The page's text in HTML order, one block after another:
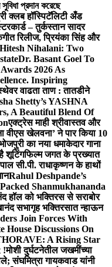
প্রদান করেছে
क्लब हॉस्पिटॅलिटी अँड
– तुर्कस्तान सादर
रिलीज, प्रियंका सिंह और
Nihalani: Two
Dr. Basant Goel To
2026 As
Inspiring
वाढता ताण : तातडीने
Shetty’s YASHNA
A Beautiful Blend Of
एक्ट्रेस माही श्रीवास्तव और
वीएस खेलवना’ ने पार किया 10
का नया धमाकेदार गाना
शूटिंगफिल्म जगत के प्रख्यात
सी.पी. राधाकृष्णन के हाथों
Rahul Deshpande’s
Shanmukhananda
हॉल को भक्तिरस से सराबोर
सभागृह भक्तिरसात न्हाऊन
Join Forces With
Discussions On
A Rising Star
!मोशी दुर्घटनेतील जखमींच्या
संघमित्रा गायकवाड यांनी